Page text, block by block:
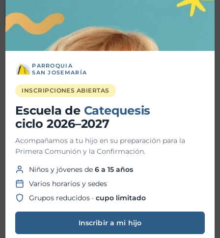
Detalles
Fecha inicio:
Fecha fin:16-05-2024
Hora inicio:11:30 AM
Hora fin:01:00 PM
PARROQUIA
SAN JOSEMARÍA
INSCRIPCIONES ABIERTAS
Escuela de Catequesis
ciclo 2026–2027
Acompañamos a tu hijo en su preparación para la
Primera Comunión y la Confirmación.
Niños y jóvenes de6 a 15 años
Varios horarios y sedes
Grupos reducidos ·cupo limitado
Inscribir a mi hijo